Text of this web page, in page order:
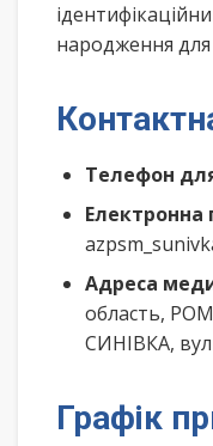
народження для
Телефон
Адреса
область,
СИНІВКА,
Графік